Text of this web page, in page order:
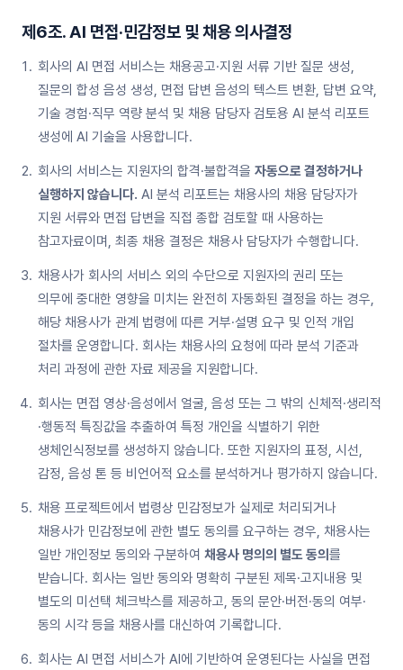
제6조. AI 면접·민감정보 및 채용 의사결정
회사의 AI 면접 서비스는 채용공고·지원 서류 기반 질문 생성,
질문의 합성 음성 생성, 면접 답변 음성의 텍스트 변환, 답변 요약,
기술 경험·직무 역량 분석 및 채용 담당자 검토용 AI 분석 리포트
생성에 AI 기술을 사용합니다.
회사의 서비스는 지원자의 합격·불합격을 자동으로 결정하거나
실행하지 않습니다. AI 분석 리포트는 채용사의 채용 담당자가
지원 서류와 면접 답변을 직접 종합 검토할 때 사용하는
참고자료이며, 최종 채용 결정은 채용사 담당자가 수행합니다.
채용사가 회사의 서비스 외의 수단으로 지원자의 권리 또는
의무에 중대한 영향을 미치는 완전히 자동화된 결정을 하는 경우,
해당 채용사가 관계 법령에 따른 거부·설명 요구 및 인적 개입
절차를 운영합니다. 회사는 채용사의 요청에 따라 분석 기준과
처리 과정에 관한 자료 제공을 지원합니다.
회사는 면접 영상·음성에서 얼굴, 음성 또는 그 밖의 신체적·생리적
·행동적 특징값을 추출하여 특정 개인을 식별하기 위한
생체인식정보를 생성하지 않습니다. 또한 지원자의 표정, 시선,
감정, 음성 톤 등 비언어적 요소를 분석하거나 평가하지 않습니다.
채용 프로젝트에서 법령상 민감정보가 실제로 처리되거나
채용사가 민감정보에 관한 별도 동의를 요구하는 경우, 채용사는
일반 개인정보 동의와 구분하여 채용사 명의의 별도 동의 를
받습니다. 회사는 일반 동의와 명확히 구분된 제목·고지내용 및
별도의 미선택 체크박스를 제공하고, 동의 문안·버전·동의 여부·
동의 시각 등을 채용사를 대신하여 기록합니다.
회사는 AI 면접 서비스가 AI에 기반하여 운영된다는 사실을 면접